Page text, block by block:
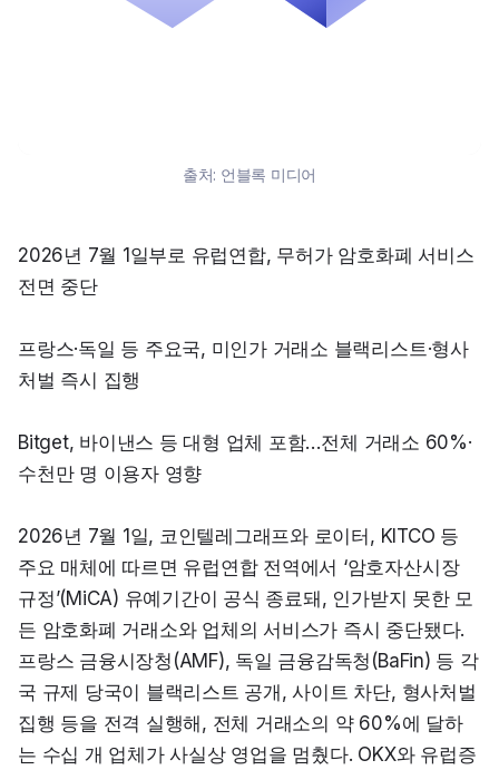
출처: 언블록 미디어
2026년 7월 1일부로 유럽연합, 무허가 암호화폐 서비스
전면 중단
프랑스·독일 등 주요국, 미인가 거래소 블랙리스트·형사
처벌 즉시 집행
Bitget, 바이낸스 등 대형 업체 포함…전체 거래소 60%·
수천만 명 이용자 영향
2026년 7월 1일, 코인텔레그래프와 로이터, KITCO 등
주요 매체에 따르면 유럽연합 전역에서 ‘암호자산시장
규정’(MiCA) 유예기간이 공식 종료돼, 인가받지 못한 모
든 암호화폐 거래소와 업체의 서비스가 즉시 중단됐다.
프랑스 금융시장청(AMF), 독일 금융감독청(BaFin) 등 각
국 규제 당국이 블랙리스트 공개, 사이트 차단, 형사처벌
집행 등을 전격 실행해, 전체 거래소의 약 60%에 달하
는 수십 개 업체가 사실상 영업을 멈췄다. OKX와 유럽증